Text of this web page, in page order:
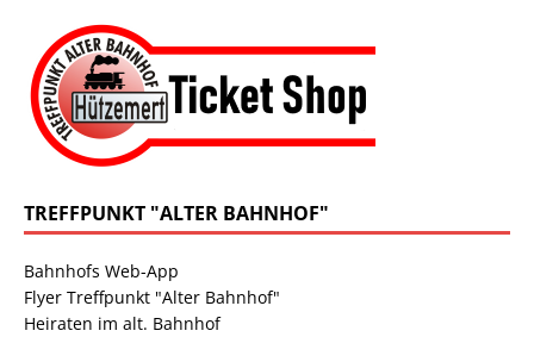
TREFFPUNKT "ALTER BAHNHOF"
Bahnhofs Web-App
Flyer Treffpunkt "Alter Bahnhof"
Heiraten im alt. Bahnhof